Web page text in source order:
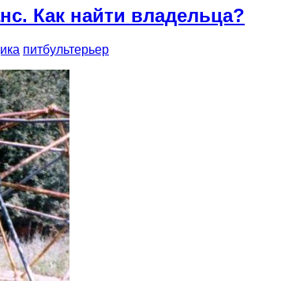
Как найти владельца?
питбультерьер